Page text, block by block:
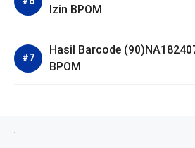
Izin BPOM
Hasil Barcode
BPOM